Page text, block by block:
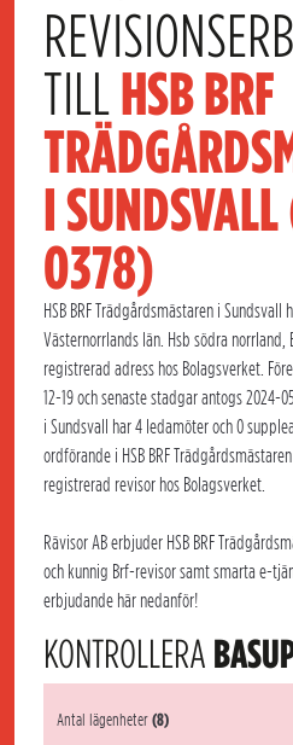
TILL HSB BRF
I
0378)
HSB BRF Trädgårdsmästaren i
Västernorrlands län. Hsb södra norrland,
registrerad adress hos Bolagsverket.
12-19 och senaste stadgar antogs 2024-
i Sundsvall har 4 ledamöter och 0
ordförande i HSB BRF
registrerad revisor hos Bolagsverket.
Rävisor AB erbjuder HSB BRF
och kunnig Brf-revisor samt smarta e-
erbjudande här nedanför!
KONTROLLERA
Antal lägenheter(8)